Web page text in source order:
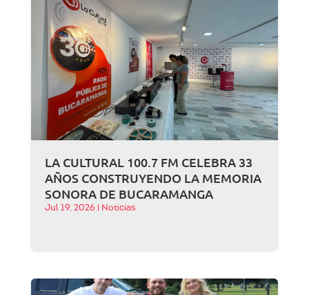
LA CULTURAL 100.7 FM CELEBRA 33
AÑOS CONSTRUYENDO LA MEMORIA
SONORA DE BUCARAMANGA
Jul 19, 2026 Noticias